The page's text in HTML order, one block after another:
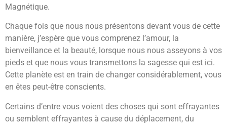
Magnétique.
Chaque fois que nous nous présentons devant vous de cette
manière, j’espère que vous comprenez l’amour, la
bienveillance et la beauté, lorsque nous nous asseyons à vos
pieds et que nous vous transmettons la sagesse qui est ici.
Cette planète est en train de changer considérablement, vous
en êtes peut-être conscients.
Certains d’entre vous voient des choses qui sont effrayantes
ou semblent effrayantes à cause du déplacement, du